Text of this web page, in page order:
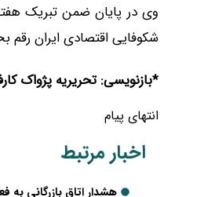
وی در پایان ضمن تبریک هفته
شکوفایی اقتصادی ایران رقم
*بازنویسی: تحریریه پژواک
انتهای پیام
اخبار مرتبط
هشدار اتاق بازرگانی به